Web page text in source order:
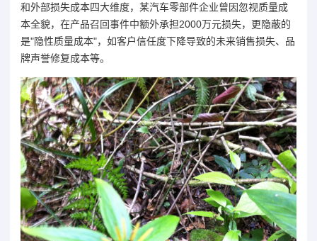
和外部损失成本四大维度，某汽车零部件企业曾因忽视质量成
本全貌，在产品召回事件中额外承担2000万元损失，更隐蔽的
是"隐性质量成本"，如客户信任度下降导致的未来销售损失、品
牌声誉修复成本等。